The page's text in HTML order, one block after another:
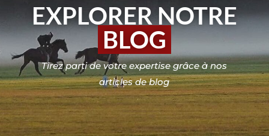
EXPLORER NOTRE
BLOG
Tirez parti de votre expertise grâce à nos
articles de blog